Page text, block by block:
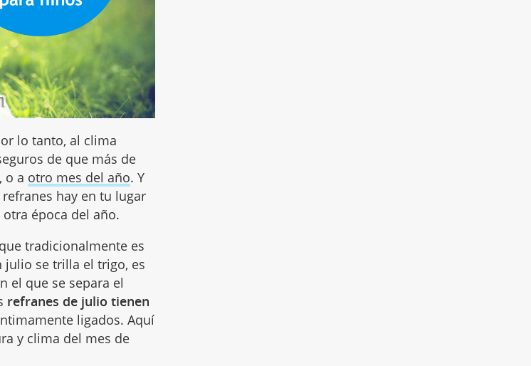
lo tanto, al clima
de que más de
o a otro mes del año. Y
hay en tu lugar
época del año.
tradicionalmente es
julio se trilla el trigo, es
el que se separa el
refranes de julio tienen
ligados. Aquí
y clima del mes de